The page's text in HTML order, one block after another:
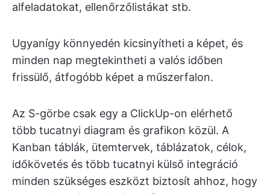
alfeladatokat, ellenőrzőlistákat stb.
Ugyanígy könnyedén kicsinyítheti a képet, és
minden nap megtekintheti a valós időben
frissülő, átfogóbb képet a műszerfalon.
Az S-görbe csak egy a ClickUp-on elérhető
több tucatnyi diagram és grafikon közül. A
Kanban táblák, ütemtervek, táblázatok, célok,
időkövetés és több tucatnyi külső integráció
minden szükséges eszközt biztosít ahhoz, hogy